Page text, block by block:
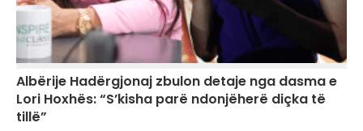
Albërije Hadërgjonaj zbulon detaje nga dasma e
Lori Hoxhës: “S’kisha parë ndonjëherë diçka të
tillë”